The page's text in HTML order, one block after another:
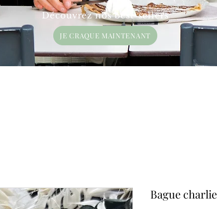
Découvrez nos best-sellers
JE CRAQUE MAINTENANT
Bague charlie